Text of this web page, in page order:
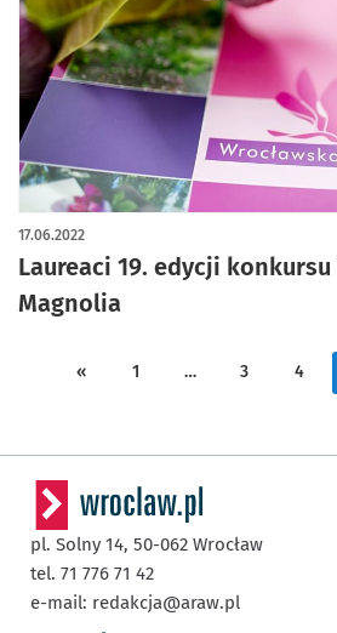
Laureaci 19. edycji konkursu
Magnolia
17.06.2022
« 1 … 3 4
pl. Solny 14, 50-062 Wrocław
tel. 71 776 71 42
e-mail: redakcja@araw.pl